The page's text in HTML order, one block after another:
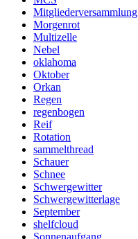
Mitgliederversammlung
Morgenrot
Multizelle
Nebel
oklahoma
Oktober
Orkan
Regen
regenbogen
Reif
Rotation
sammelthread
Schauer
Schnee
Schwergewitter
Schwergewitterlage
September
shelfcloud
Sonnenaufgang